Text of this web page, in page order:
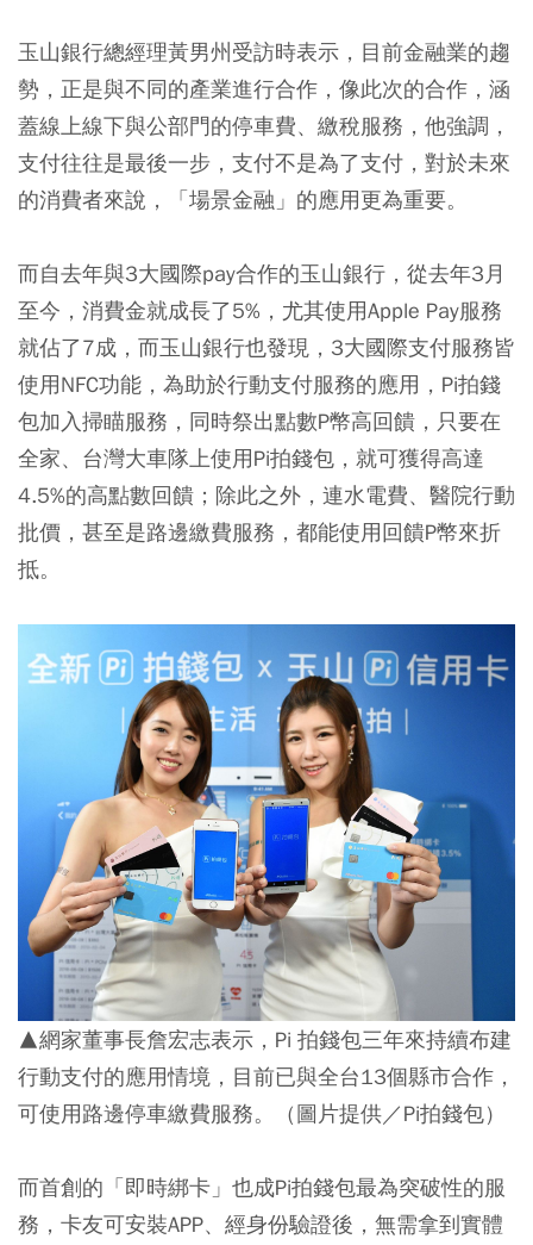
玉山銀行總經理黃男州受訪時表示，目前金融業的趨
勢，正是與不同的產業進行合作，像此次的合作，涵
蓋線上線下與公部門的停車費、繳稅服務，他強調，
支付往往是最後一步，支付不是為了支付，對於未來
的消費者來說，「場景金融」的應用更為重要。
而自去年與3大國際pay合作的玉山銀行，從去年3月
至今，消費金就成長了5%，尤其使用Apple Pay服務
就佔了7成，而玉山銀行也發現，3大國際支付服務皆
使用NFC功能，為助於行動支付服務的應用，Pi拍錢
包加入掃瞄服務，同時祭出點數P幣高回饋，只要在
全家、台灣大車隊上使用Pi拍錢包，就可獲得高達
4.5%的高點數回饋；除此之外，連水電費、醫院行動
批價，甚至是路邊繳費服務，都能使用回饋P幣來折
抵。
▲網家董事長詹宏志表示，Pi 拍錢包三年來持續布建
行動支付的應用情境，目前已與全台13個縣市合作，
可使用路邊停車繳費服務。（圖片提供／Pi拍錢包）
而首創的「即時綁卡」也成Pi拍錢包最為突破性的服
務，卡友可安裝APP、經身份驗證後，無需拿到實體